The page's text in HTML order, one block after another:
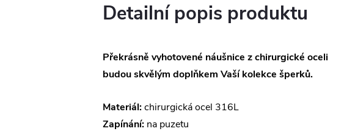
Detailní popis produktu
Překrásně vyhotovené náušnice z chirurgické oceli
budou skvělým doplňkem Vaší kolekce šperků.
Materiál:chirurgická ocel 316L
Zapínání: na puzetu